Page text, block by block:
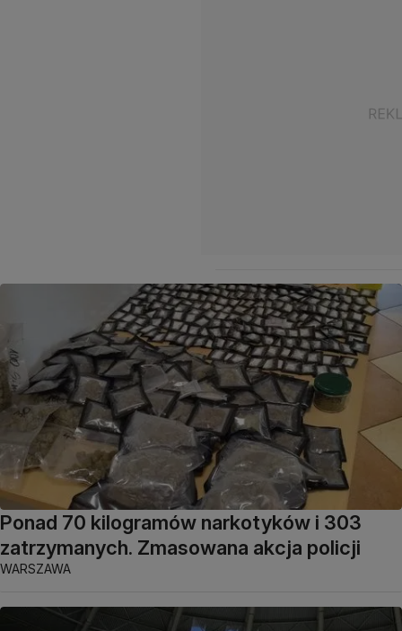
Ponad 70 kilogramów narkotyków i 303
zatrzymanych. Zmasowana akcja policji
WARSZAWA